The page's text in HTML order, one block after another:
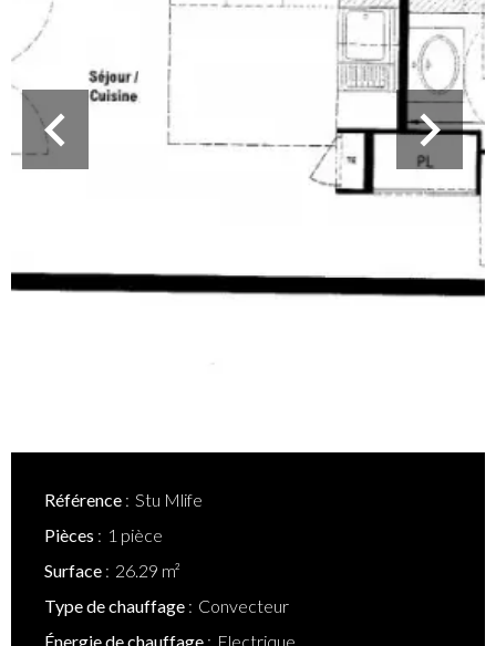
Référence
Stu Mlife
Pièces
1 pièce
Surface
26.29 m²
Type de chauffage
Convecteur
Énergie de chauffage
Electrique